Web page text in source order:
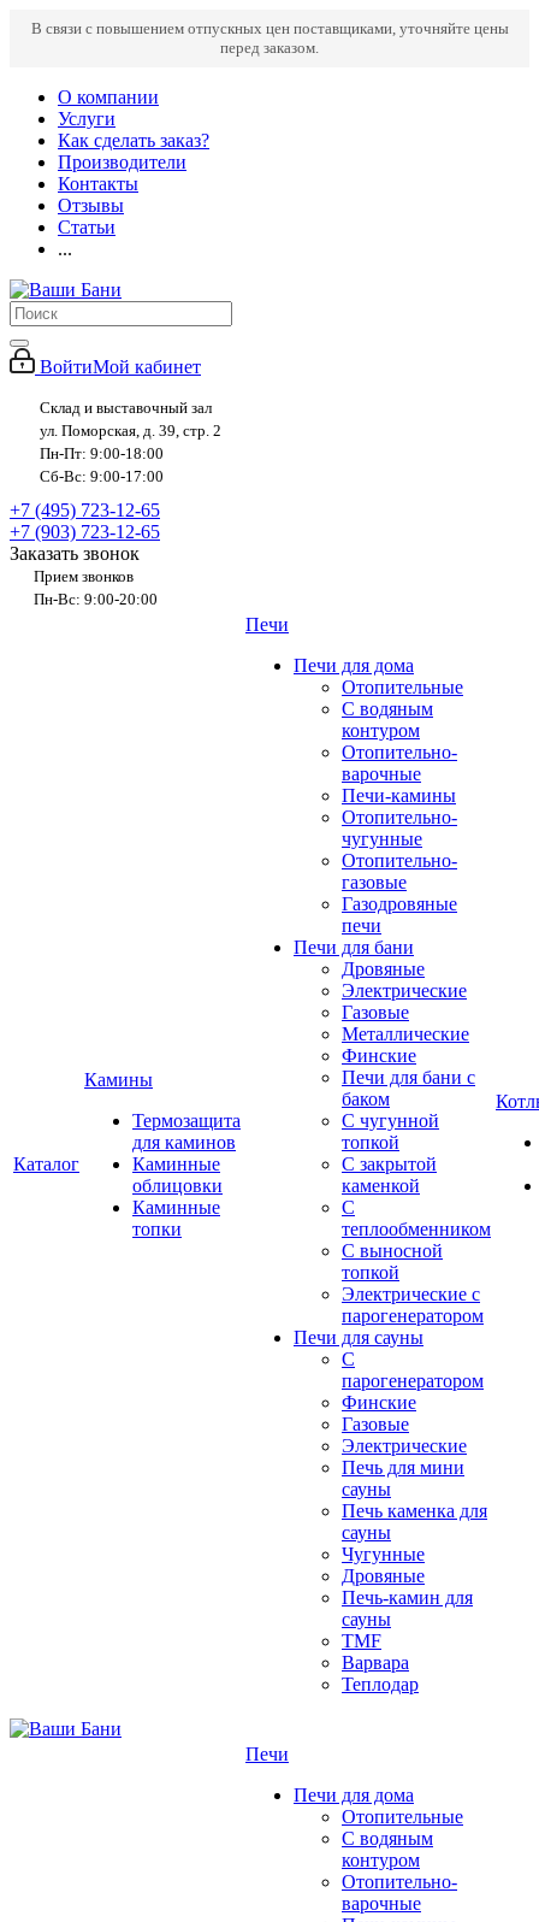
В связи с повышением отпускных цен поставщиками, уточняйте цены
перед заказом.
О компании
Услуги
Как сделать заказ?
Производители
Контакты
Отзывы
Статьи
...
ВойтиМой кабинет
Склад и выставочный зал
ул. Поморская, д. 39, стр. 2
Пн-Пт: 9:00-18:00
Сб-Вс: 9:00-17:00
+7 (495) 723-12-65
+7 (903) 723-12-65
Заказать звонок
Прием звонков
Пн-Вс: 9:00-20:00
Каталог
Камины
Термозащита
для каминов
Каминные
облицовки
Каминные
топки
Печи
Печи для дома
Отопительные
C водяным
контуром
Отопительно-
варочные
Печи-камины
Отопительно-
чугунные
Отопительно-
газовые
Газодровяные
печи
Печи для бани
Дровяные
Электрические
Газовые
Металлические
Финские
Печи для бани с
баком
С чугунной
топкой
С закрытой
каменкой
С
теплообменником
С выносной
топкой
Электрические с
парогенератором
Печи для сауны
С
парогенератором
Финские
Газовые
Электрические
Печь для мини
сауны
Печь каменка для
сауны
Чугунные
Дровяные
Печь-камин для
сауны
TMF
Варвара
Теплодар
Печи
Печи для дома
Отопительные
C водяным
контуром
Отопительно-
варочные